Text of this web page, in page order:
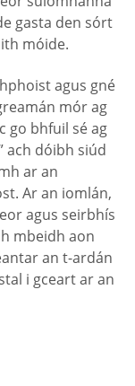
gasta den sórt
móide.
agus gné
mór ag
go bhfuil sé ag
ach dóibh siúd
ar an
Ar an iomlán,
agus seirbhís
mbeidh aon
an t-ardán
i gceart ar an